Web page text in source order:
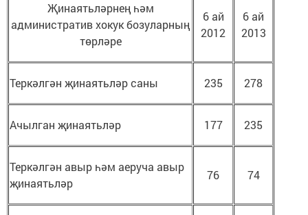
Җинаятьләрнең һәм
административ хокук бозуларның
төрләре
6 ай
2012
6 ай
2013
Теркәлгән җинаятьләр саны 235 278
Ачылган җинаятьләр 177 235
Теркәлгән авыр һәм аеруча авыр
җинаятьләр
76 74